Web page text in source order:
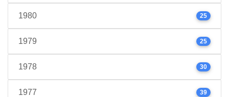
1980 25
1979 25
1978 30
1977 39